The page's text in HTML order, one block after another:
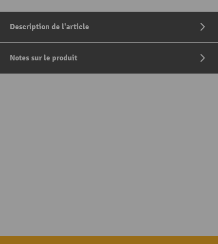
Description de l'article
Notes sur le produit